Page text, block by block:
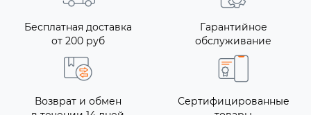
Бесплатная доставка
от 200 руб
Гарантийное
обслуживание
Возврат и обмен
Сертифицированные